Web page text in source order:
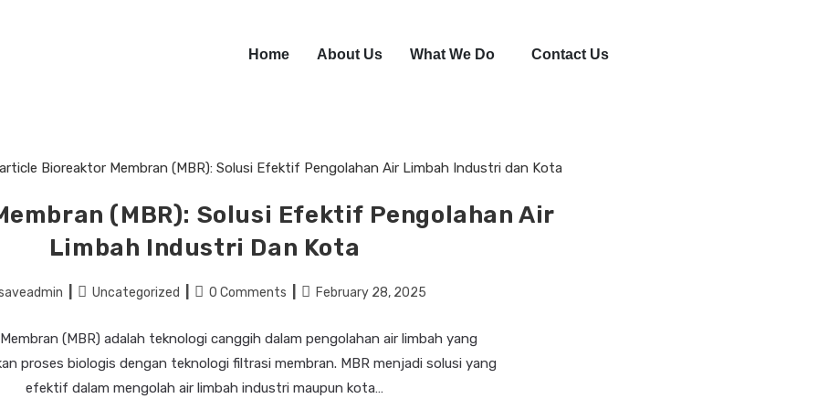
Home About Us What We Do Contact Us
(MBR): Solusi Efektif Pengolahan Air
Limbah Industri Dan Kota
Uncategorized 0 Comments February 28, 2025
(MBR) adalah teknologi canggih dalam pengolahan air limbah yang
proses biologis dengan teknologi filtrasi membran. MBR menjadi solusi yang
efektif dalam mengolah air limbah industri maupun kota…